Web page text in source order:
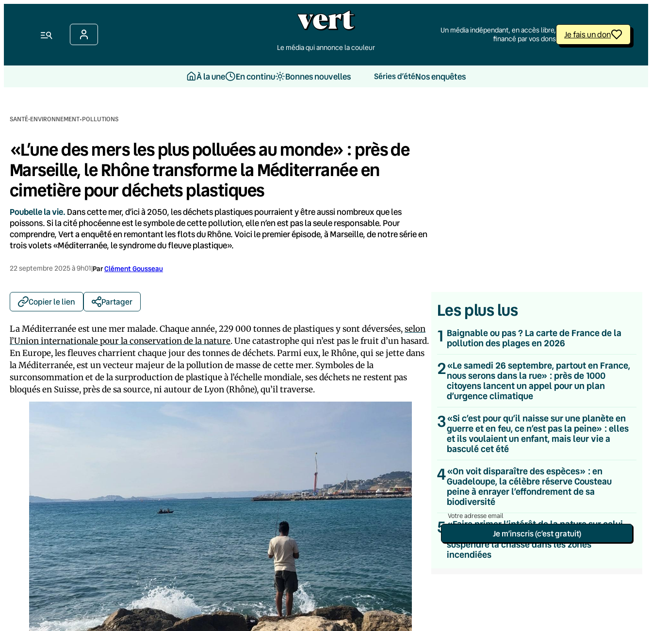
Menu
Le média qui annonce la couleur
Un média indépendant, en accès libre,
financé par vos dons
Je fais un don
À la une En continu Bonnes nouvelles Séries d’étéNos enquêtes
SANTÉ-ENVIRONNEMENT·POLLUTIONS
«L’une des mers les plus polluées au monde» : près de
Marseille, le Rhône transforme la Méditerranée en
cimetière pour déchets plastiques
Poubelle la vie. Dans cette mer, d’ici à 2050, les déchets plastiques pourraient y être aussi nombreux que les
poissons. Si la cité phocéenne est le symbole de cette pollution, elle n’en est pas la seule responsable. Pour
comprendre, Vert a enquêté en remontant les flots du Rhône. Voici le premier épisode, à Marseille, de notre série en
trois volets «Méditerranée, le syndrome du fleuve plastique».
22 septembre 2025 à 9h01|ParClément Gousseau
Copier le lien Partager
La Méditerranée est une mer malade. Chaque année, 229 000 tonnes de plastiques y sont déversées,selon
l’Union internationale pour la conservation de la nature. Une catastrophe qui n’est pas le fruit d’un hasard.
En Europe, les fleuves charrient chaque jour des tonnes de déchets. Parmi eux, le Rhône, qui se jette dans
la Méditerranée, est un vecteur majeur de la pollution de masse de cette mer. Symboles de la
surconsommation et de la surproduction de plastique à l’échelle mondiale, ses déchets ne restent pas
bloqués en Suisse, près de sa source, ni autour de Lyon (Rhône), qu’il traverse.
Les plus lus
1 Baignable ou pas ? La carte de France de la
pollution des plages en 2026
2«Le samedi 26 septembre, partout en France,
nous serons dans la rue» : près de 1000
citoyens lancent un appel pour un plan
d’urgence climatique
3«Si c’est pour qu’il naisse sur une planète en
guerre et en feu, ce n’est pas la peine» : elles
et ils voulaient un enfant, mais leur vie a
basculé cet été
4«On voit disparaître des espèces» : en
Guadeloupe, la célèbre réserve Cousteau
peine à enrayer l’effondrement de sa
biodiversité
5«Faire primer l’intérêt de la nature sur celui
d’un loisir» : la pression monte pour
suspendre la chasse dans les zones
incendiées
💌 Inscrivez-vous à nos newsletters
Quotidienne
Du lundi au vendredi
Hebdomadaire
Le samedi
Chaleurs Actuelles
Une fois par mois
C’était Mieux Après
Occasionnelle
Je m’inscris (c’est gratuit)